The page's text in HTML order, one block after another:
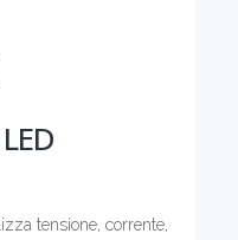
tensione, corrente,